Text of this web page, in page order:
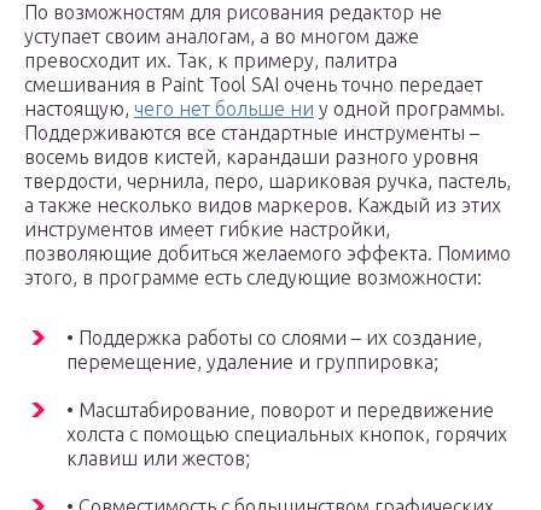
По возможностям для рисования редактор не
уступает своим аналогам, а во многом даже
превосходит их. Так, к примеру, палитра
смешивания в Paint Tool SAI очень точно передает
настоящую, чего нет больше ни у одной программы.
Поддерживаются все стандартные инструменты –
восемь видов кистей, карандаши разного уровня
твердости, чернила, перо, шариковая ручка, пастель,
а также несколько видов маркеров. Каждый из этих
инструментов имеет гибкие настройки,
позволяющие добиться желаемого эффекта. Помимо
этого, в программе есть следующие возможности:
• Поддержка работы со слоями – их создание,
перемещение, удаление и группировка;
• Масштабирование, поворот и передвижение
холста с помощью специальных кнопок, горячих
клавиш или жестов;